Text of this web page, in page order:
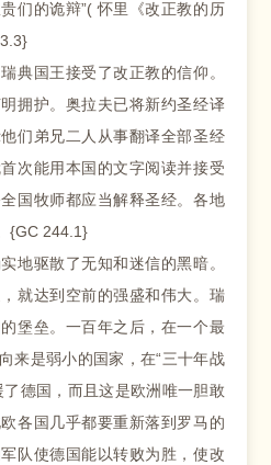
们的诡辩”( 怀里《改正教的历
国王接受了改正教的信仰。
拥护。奥拉夫已将新约圣经译
们弟兄二人从事翻译全部圣经
次能用本国的文字阅读并接受
国牧师都应当解释圣经。各地
{GC 244.1}
驱散了无知和迷信的黑暗。
就达到空前的强盛和伟大。瑞
堡垒。一百年之后，在一个最
来是弱小的国家，在“三十年战
德国，而且这是欧洲唯一胆敢
各国几乎都要重新落到罗马的
队使德国能以转败为胜，使改